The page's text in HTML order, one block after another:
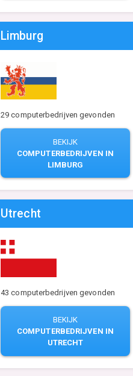
Limburg
29 computerbedrijven gevonden
BEKIJK
COMPUTERBEDRIJVEN IN
LIMBURG
Utrecht
43 computerbedrijven gevonden
BEKIJK
COMPUTERBEDRIJVEN IN
UTRECHT